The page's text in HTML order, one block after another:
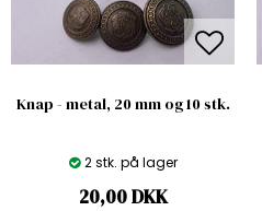
Knap - metal, 20 mm og 10 stk.
2 stk. på lager
20,00DKK